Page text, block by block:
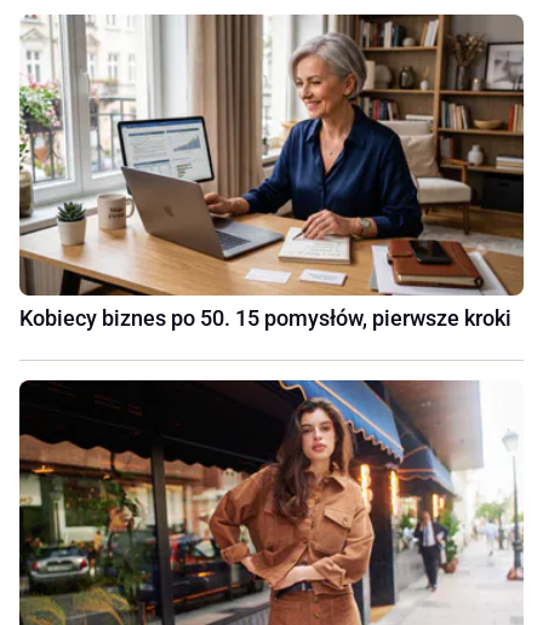
Kobiecy biznes po 50. 15 pomysłów, pierwsze kroki